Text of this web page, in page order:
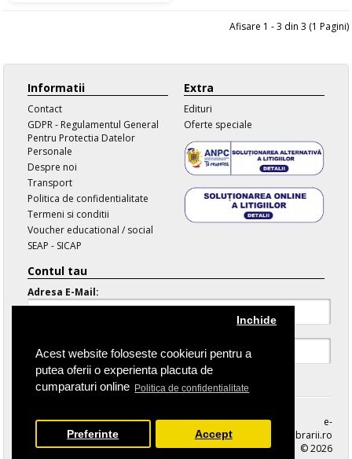
Acest website foloseste cookieuri pentru a
putea oferii o experienta placuta de
cumparaturi online Politica de confidentialitate
Inchide
Preferinte Accept
Afisare 1 - 3 din 3 (1 Pagini)
Informatii
Contact
GDPR - Regulamentul General
Pentru Protectia Datelor
Personale
Despre noi
Transport
Politica de confidentialitate
Termeni si conditii
Voucher educational / social
SEAP - SICAP
Extra
Edituri
Oferte speciale
Contul tau
Adresa E-Mail:
Parola Uitata
e-
librarii.ro
© 2026